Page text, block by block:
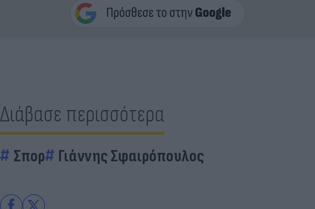
Διάβασε περισσότερα
Σπορ Γιάννης Σφαιρόπουλος